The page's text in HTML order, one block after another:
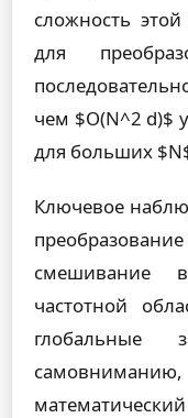
сложность
для
чем $O(N^2 d)$
для больших
Ключевое
смешивание
частотной
глобальные